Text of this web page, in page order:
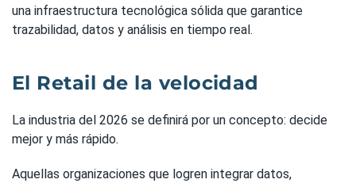
una infraestructura tecnológica sólida que garantice
trazabilidad, datos y análisis en tiempo real.
El Retail de la velocidad
La industria del 2026 se definirá por un concepto: decide
mejor y más rápido.
Aquellas organizaciones que logren integrar datos,